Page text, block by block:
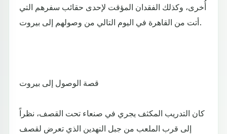
أُخرى، وكذلك الفقدان المؤقت لإحدى حقائب سفرهم التي
أتت من القاهرة في اليوم التالي من وصولهم إلى بيروت.
قصة الوصول إلى بيروت
كان التدريب المكثف يجري في صنعاء تحت القصف، نظراً
إلى قرب الملعب من جبل النهدين الذي تعرض لقصف